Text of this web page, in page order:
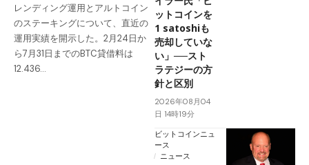
レンディング運用とアルトコイン
のステーキングについて、直近の
運用実績を開示した。2月24日か
ら7月31日までのBTC貸借料は
12.436…
ットコインを
1 satoshiも
売却していな
い」──スト
ラテジーの方
針と区別
2026年08月04
日 14時19分
ビットコインニュ
ース
ニュース